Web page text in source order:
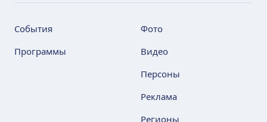
События
Программы
Фото
Видео
Персоны
Реклама
Регионы